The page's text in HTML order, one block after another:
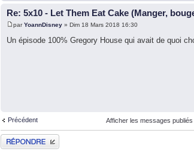
Re: 5x10 - Let Them Eat Cake (Manger,
parYoannDisney » Dim 18 Mars 2018 16:30
Un épisode 100% Gregory House qui avait de quoi
Précédent Afficher les messages publiés
Publier une réponse